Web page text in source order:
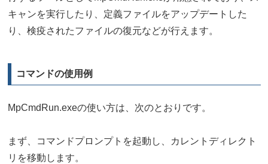
キャンを実行したり、定義ファイルをアップデートした
り、検疫されたファイルの復元などが行えます。
コマンドの使用例
MpCmdRun.exeの使い方は、次のとおりです。
まず、コマンドプロンプトを起動し、カレントディレクト
リを移動します。